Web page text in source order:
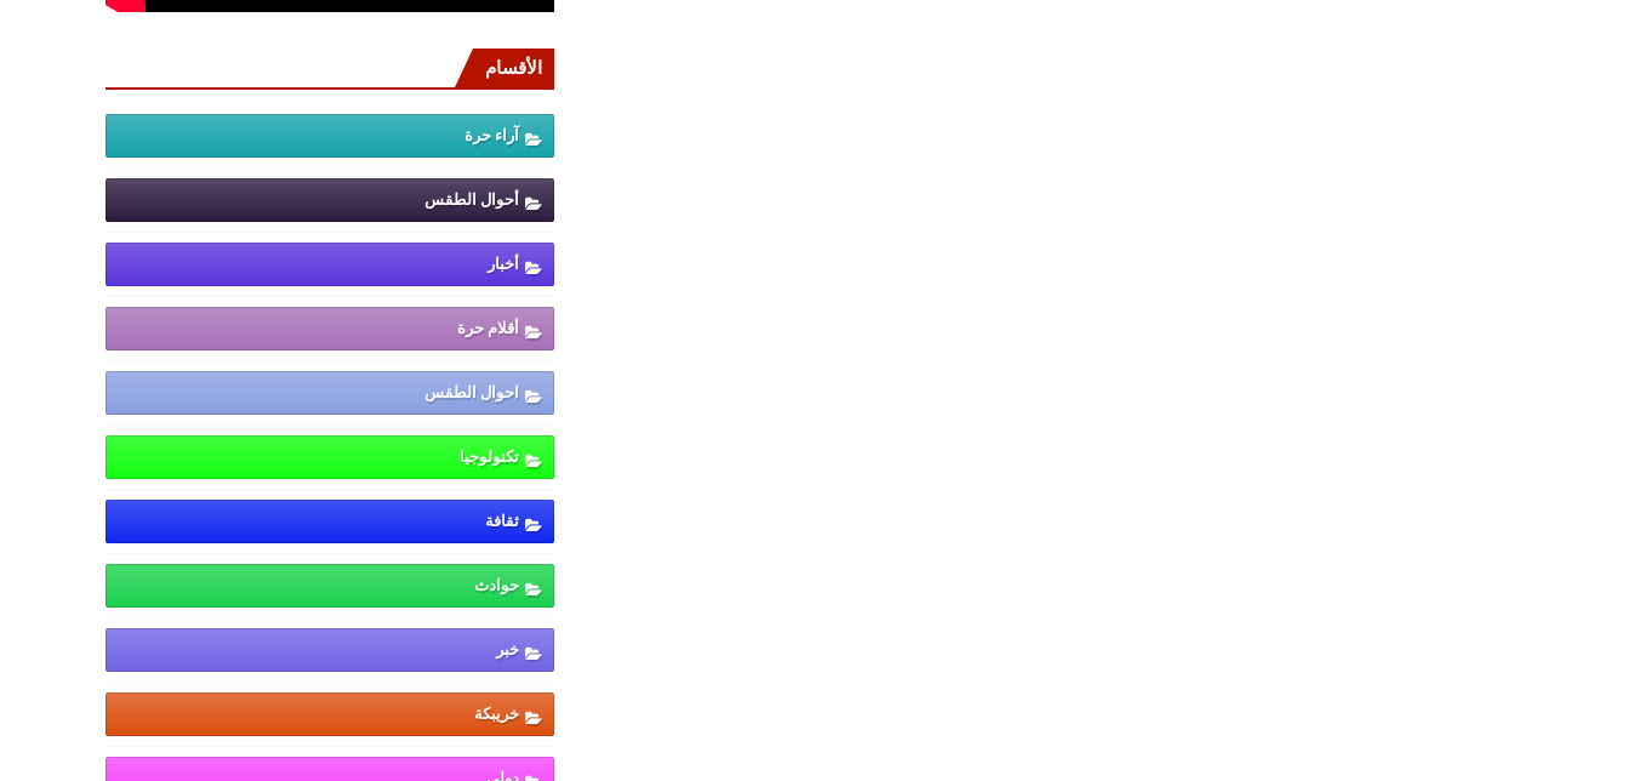
الأقسام
آراء حرة
أحوال الطقس
أخبار
أقلام حرة
احوال الطقس
تكنولوجيا
ثقافة
حوادث
خبر
خريبكة